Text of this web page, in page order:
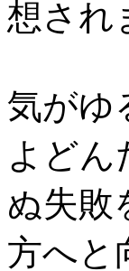
想され
気がゆ
よどん
ぬ失敗
方へと